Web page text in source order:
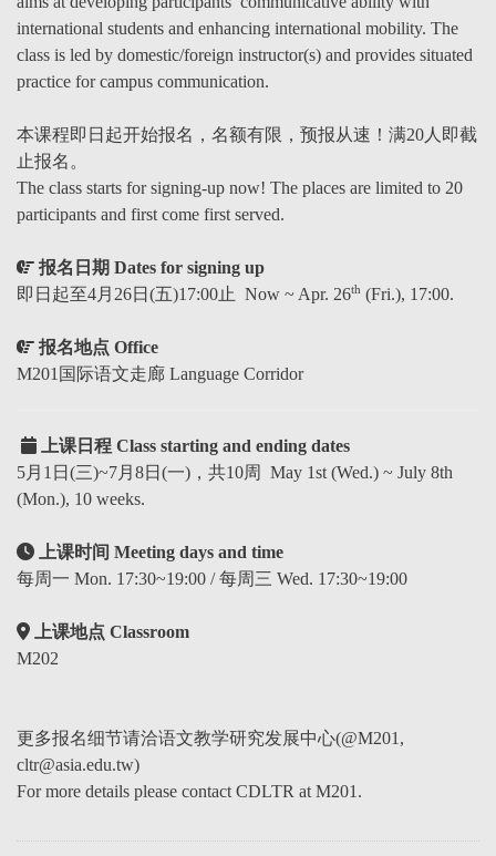
international students and enhancing international mobility. The
class is led by domestic/foreign instructor(s) and provides situated
practice for campus communication.
本课程即日起开始报名，名额有限，预报从速！满20人即截
止报名。
The class starts for signing-up now! The places are limited to 20
participants and first come first served.
报名日期 Dates for signing up
即日起至4月26日(五)17:00止 Now ~ Apr. 26th (Fri.), 17:00.
报名地点 Office
M201国际语文走廊 Language Corridor
上课日程 Class starting and ending dates
5月1日(三)~7月8日(一)，共10周 May 1st (Wed.) ~ July 8th
(Mon.), 10 weeks.
上课时间 Meeting days and time
每周一 Mon. 17:30~19:00 / 每周三 Wed. 17:30~19:00
上课地点 Classroom
M202
更多报名细节请洽语文教学研究发展中心(@M201,
cltr@asia.edu.tw)
For more details please contact CDLTR at M201.